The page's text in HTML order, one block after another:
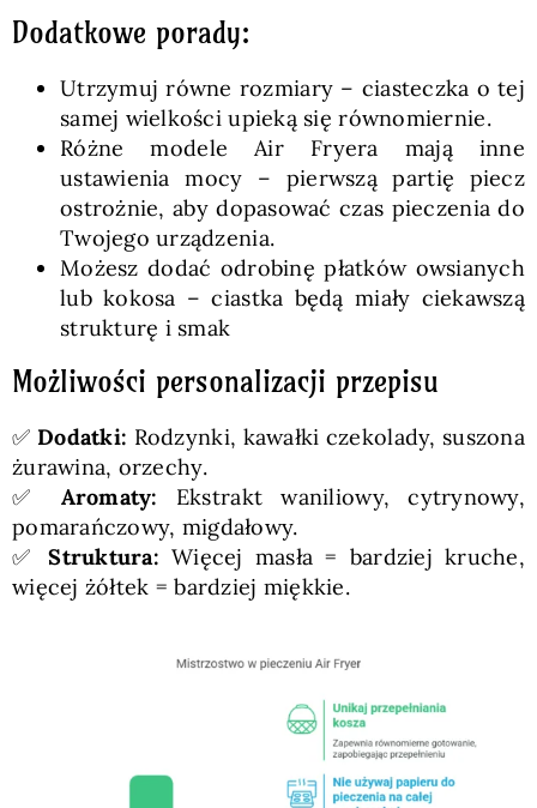
Dodatkowe porady:
Utrzymuj równe rozmiary – ciasteczka o tej
samej wielkości upieką się równomiernie.
Różne modele Air Fryera mają inne
ustawienia mocy – pierwszą partię piecz
ostrożnie, aby dopasować czas pieczenia do
Twojego urządzenia.
Możesz dodać odrobinę płatków owsianych
lub kokosa – ciastka będą miały ciekawszą
strukturę i smak
Możliwości personalizacji przepisu
✅ Dodatki: Rodzynki, kawałki czekolady, suszona
żurawina, orzechy.
✅ Aromaty: Ekstrakt waniliowy, cytrynowy,
pomarańczowy, migdałowy.
✅Struktura: Więcej masła = bardziej kruche,
więcej żółtek = bardziej miękkie.